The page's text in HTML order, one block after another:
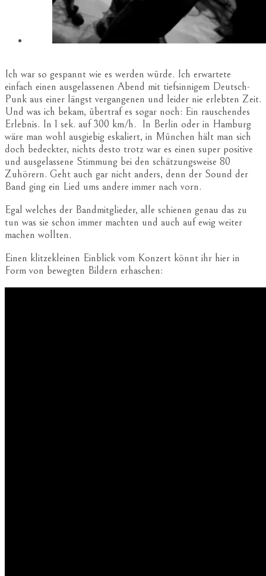
Ich war so gespannt wie es werden würde. Ich erwartete
einfach einen ausgelassenen Abend mit tiefsinnigem Deutsch-
Punk aus einer längst vergangenen und leider nie erlebten Zeit.
Und was ich bekam, übertraf es sogar noch: Ein rauschendes
Erlebnis. In 1 sek. auf 300 km/h. In Berlin oder in Hamburg
wäre man wohl ausgiebig eskaliert, in München hält man sich
doch bedeckter, nichts desto trotz war es einen super positive
und ausgelassene Stimmung bei den schätzungsweise 80
Zuhörern. Geht auch gar nicht anders, denn der Sound der
Band ging ein Lied ums andere immer nach vorn.
Egal welches der Bandmitglieder, alle schienen genau das zu
tun was sie schon immer machten und auch auf ewig weiter
machen wollten.
Einen klitzekleinen Einblick vom Konzert könnt ihr hier in
Form von bewegten Bildern erhaschen: